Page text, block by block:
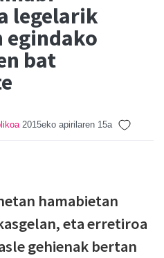
legelarik
egindako
bat
2015eko apirilaren 15a
hamabietan
eta erretiroa
gehienak bertan